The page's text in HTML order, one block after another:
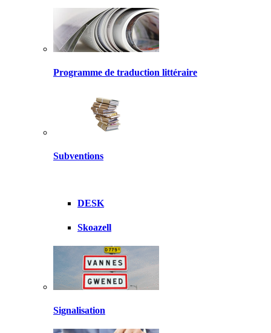
Programme de traduction littéraire
Subventions
DESK
Skoazell
Signalisation